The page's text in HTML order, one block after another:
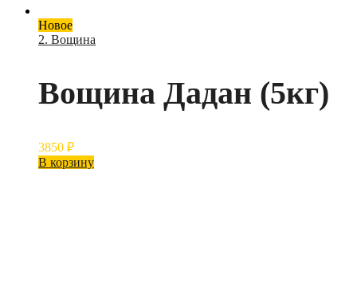
Новое
2. Вощина
Вощина Дадан (5кг)
3850 ₽
В корзину